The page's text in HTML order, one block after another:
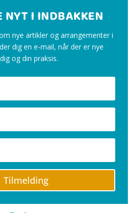
NYT I INDBAKKEN
nye artikler og arrangementer i
dig en e-mail, når der er nye
og din praksis.
Tilmelding